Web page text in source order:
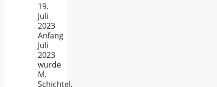
19.
Juli
2023
Anfang
Juli
2023
wurde
M.
Schichtel,